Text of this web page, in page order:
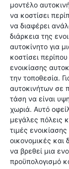
μοντέλο
να κοστίσει
να διαφέρει
διάρκεια της
αυτοκίνητο για
κοστίσει
ενοικίασης
την τοποθεσία.
αυτοκινήτων σε
τάση να είναι
χωριά. Αυτό
μεγάλες πόλεις
τιμές
οικονομικές και
να βρεθεί μια
προϋπολογισμό